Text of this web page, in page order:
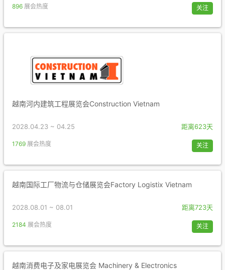
896 展会热度 关注
越南河内建筑工程展览会Construction Vietnam
2028.04.23 ~ 04.25 距离623天
1769 展会热度 关注
越南国际工厂物流与仓储展览会Factory Logistix Vietnam
2028.08.01 ~ 08.01 距离723天
2184 展会热度 关注
越南消费电子及家电展览会 Machinery & Electronics